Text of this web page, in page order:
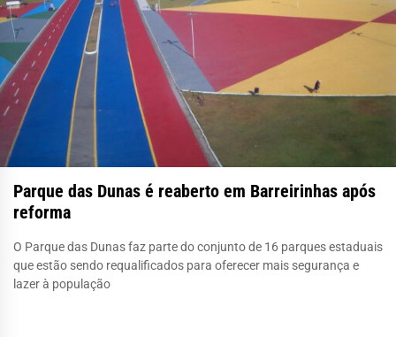
Parque das Dunas é reaberto em Barreirinhas após
reforma
O Parque das Dunas faz parte do conjunto de 16 parques estaduais
que estão sendo requalificados para oferecer mais segurança e
lazer à população